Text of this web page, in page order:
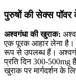
पुरुषों की सेक्स
अश्वगंधा की खुराक:
एक पूरक आहार लेना है।
रूप से उपलब्ध हैं।
प्रति दिन 300-500mg
खुराक पर मार्गदर्शन के